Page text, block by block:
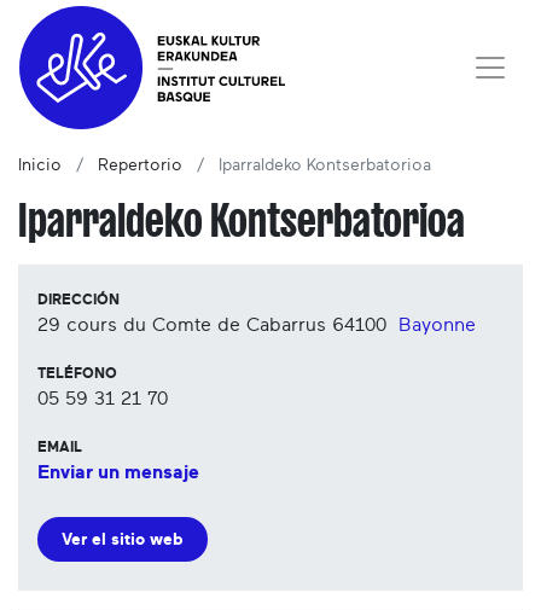
Inicio Repertorio Iparraldeko Kontserbatorioa
Iparraldeko Kontserbatorioa
DIRECCIÓN
29 cours du Comte de Cabarrus 64100 Bayonne
TELÉFONO
05 59 31 21 70
EMAIL
Enviar un mensaje
Ver el sitio web